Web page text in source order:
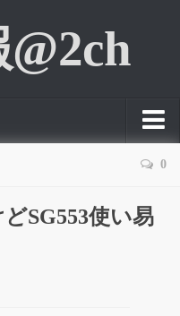
0
SG553使い易